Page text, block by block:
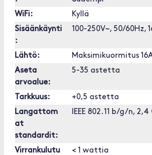
WiFi:
Kyllä
Sisäänkäynti
:
100-250V~, 50/60Hz,
Lähtö:
Maksimikuormitus
Aseta
arvoalue:
5-35 astetta
Tarkkuus:
+0,5 astetta
Langattom
at
standardit:
IEEE 802.11 b/g/n, 2,4
Virrankulutu
< 1 wattia